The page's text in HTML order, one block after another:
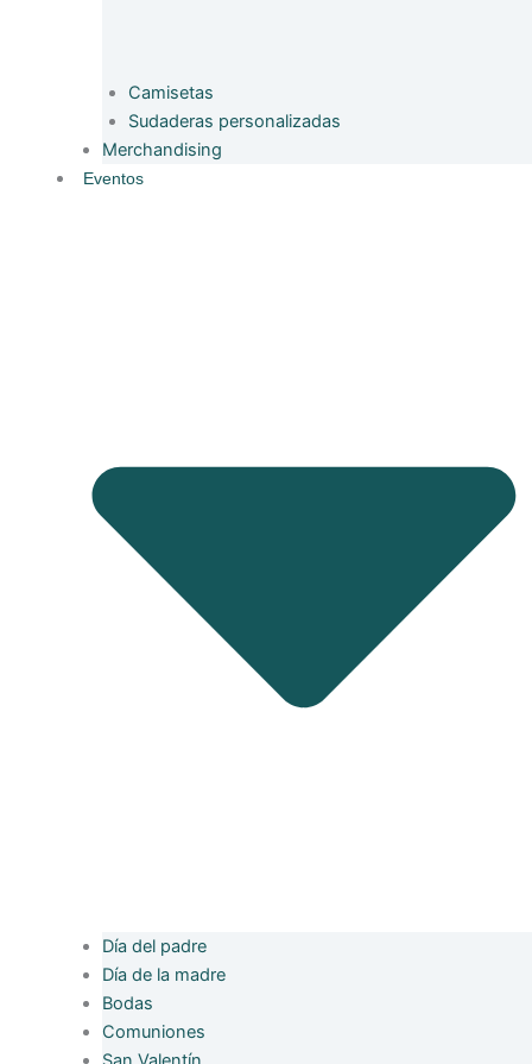
Camisetas
Sudaderas personalizadas
Merchandising
Eventos
Día del padre
Día de la madre
Bodas
Comuniones